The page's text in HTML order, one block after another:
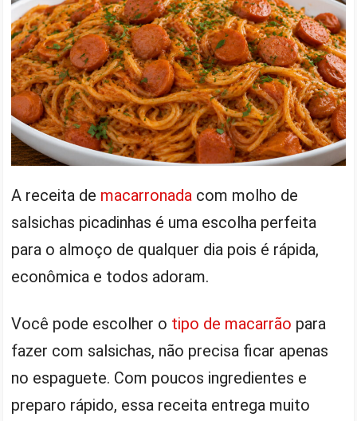
A receita de macarronada com molho de
salsichas picadinhas é uma escolha perfeita
para o almoço de qualquer dia pois é rápida,
econômica e todos adoram.
Você pode escolher o tipo de macarrão para
fazer com salsichas, não precisa ficar apenas
no espaguete. Com poucos ingredientes e
preparo rápido, essa receita entrega muito